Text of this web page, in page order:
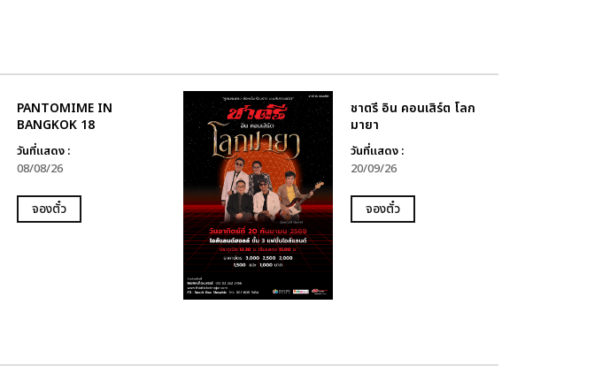
PANTOMIME IN
BANGKOK 18
วันที่แสดง :
08/08/26
จองตั๋ว
ชาตรี อิน คอนเสิร์ต โลก
มายา
วันที่แสดง :
20/09/26
จองตั๋ว